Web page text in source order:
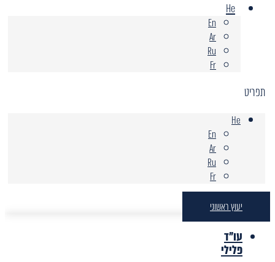
He
En
Ar
Ru
Fr
תפריט
He
En
Ar
Ru
Fr
יעוץ ראשוני
עו"ד
פלילי